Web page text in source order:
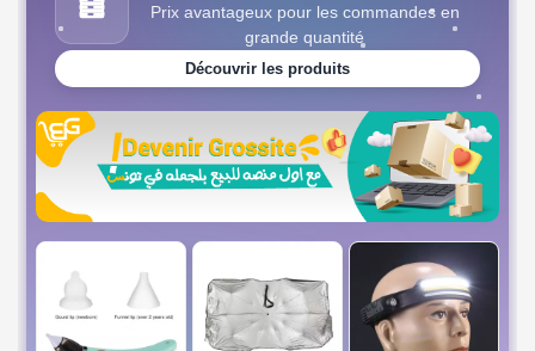
Prix avantageux pour les commandes en
grande quantité
Découvrir les produits